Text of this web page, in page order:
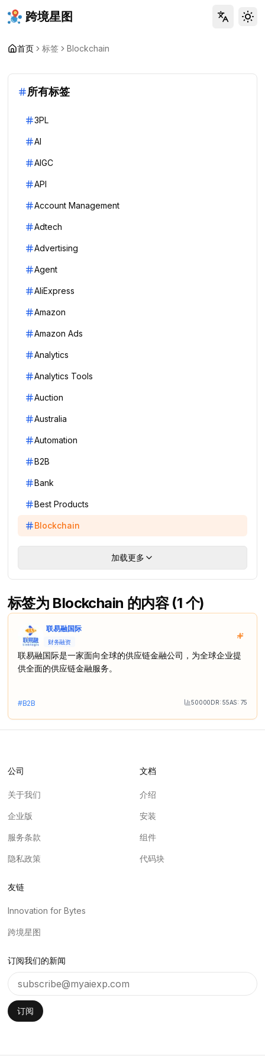
跨境星图
首页 标签 Blockchain
所有标签
3PL
AI
AIGC
API
Account Management
Adtech
Advertising
Agent
AliExpress
Amazon
Amazon Ads
Analytics
Analytics Tools
Auction
Australia
Automation
B2B
Bank
Best Products
Blockchain
加载更多
标签为 Blockchain 的内容 (1 个)
联易融国际
财务融资
联易融国际是一家面向全球的供应链金融公司，为全球企业提
供全面的供应链金融服务。
#B2B Month Visit
50000DR:55AS: 75
公司
关于我们
企业版
服务条款
隐私政策
文档
介绍
安装
组件
代码块
友链
Innovation for Bytes
跨境星图
订阅我们的新闻
订阅